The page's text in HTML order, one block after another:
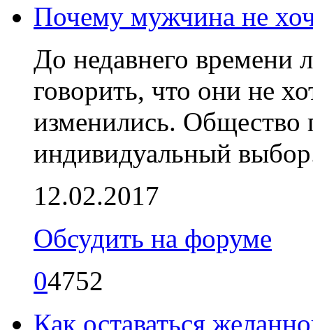
Почему мужчина не
До недавнего времени
говорить, что они не
изменились. Общество
индивидуальный
12.02.2017
Обсудить на форуме
04752
Как оставаться